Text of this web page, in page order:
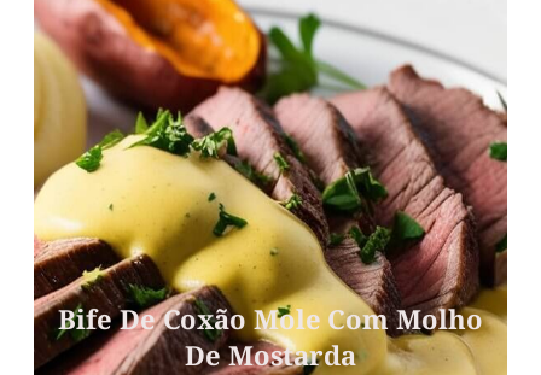
Bife De Coxão Mole Com Molho
De Mostarda